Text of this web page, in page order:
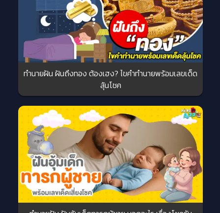
ทำนายฝัน ฝันถึงทอง ต้องเฮง? ไขคำทำนายพร้อมเลขเด็ด
ลุ้นโชค